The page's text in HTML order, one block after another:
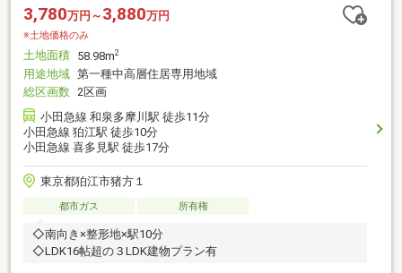
3,780万円～ 3,880万円
※土地価格のみ
土地面積 58.98m2
用途地域 第一種中高層住居専用地域
総区画数 2区画
小田急線 和泉多摩川駅 徒歩11分
小田急線 狛江駅 徒歩10分
小田急線 喜多見駅 徒歩17分
東京都狛江市猪方１
都市ガス 所有権
◇南向き×整形地×駅10分
◇LDK16帖超の３LDK建物プラン有